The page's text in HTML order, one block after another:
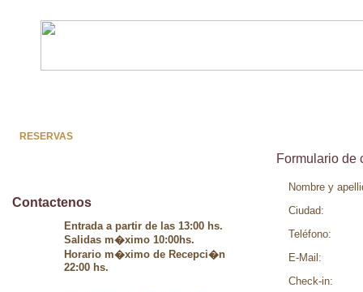
RESERVAS
Contactenos
Entrada a partir de las 13:00 hs.
Salidas m�ximo 10:00hs.
Horario m�ximo de Recepci�n
22:00 hs.
Formulario de
Nombre y
Ciudad:
Teléfono:
E-Mail:
Check-in: